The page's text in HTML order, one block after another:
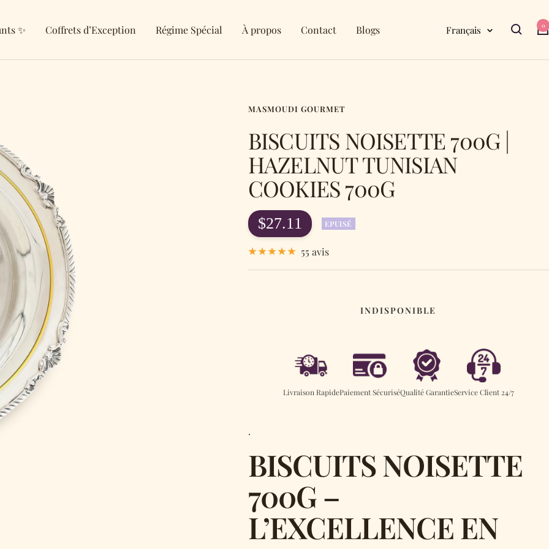
✨ Coffrets d’Exception Régime Spécial À propos Contact Blogs Langue
Français 0
MASMOUDI GOURMET
BISCUITS NOISETTE 700G |
HAZELNUT TUNISIAN
COOKIES 700G
Prix
de
vente
$27.11 EPUISÉ
55 avis
INDISPONIBLE
Livraison RapidePaiement SécuriséQualité GarantieService Client 24/7
.
BISCUITS NOISETTE
700G –
L’EXCELLENCE EN